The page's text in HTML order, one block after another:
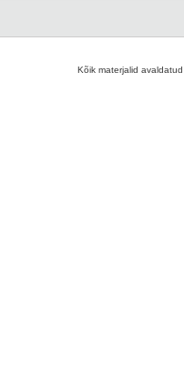
Kõik materjalid